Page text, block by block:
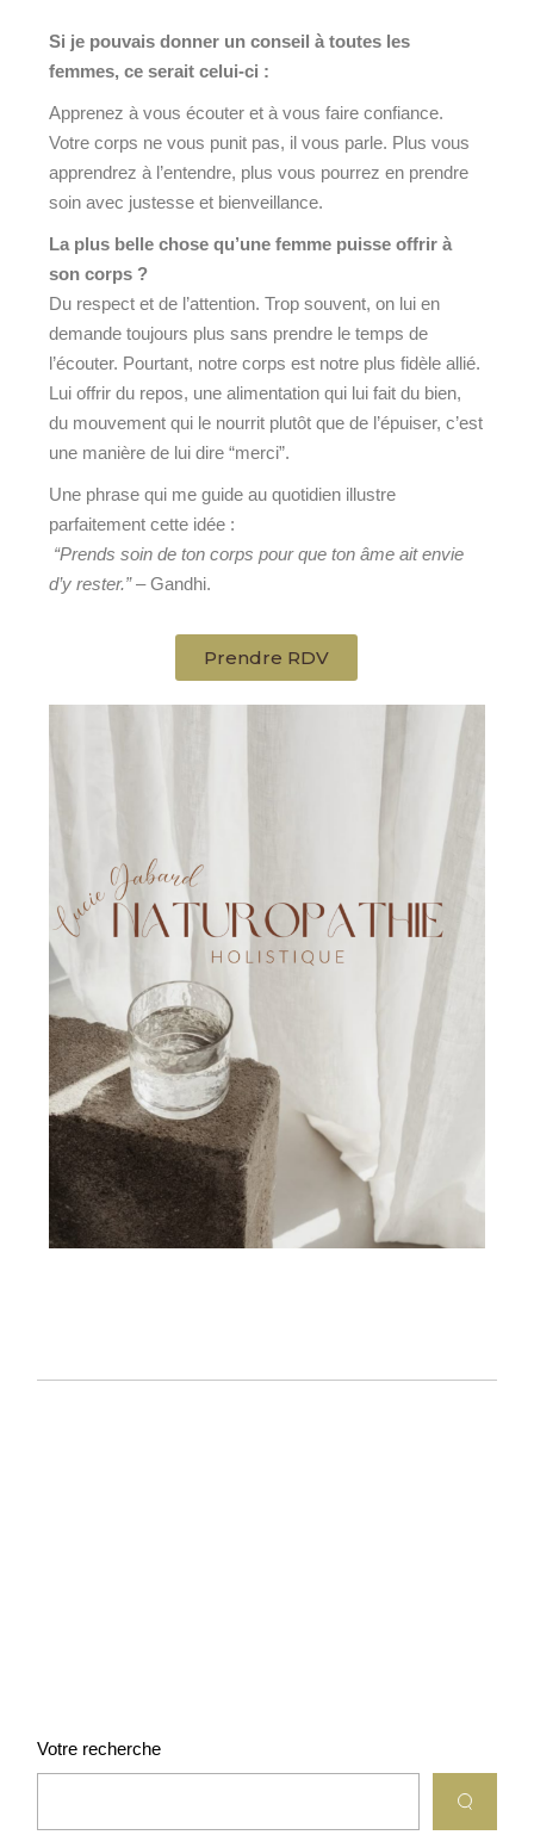
Si je pouvais donner un conseil à toutes les
femmes, ce serait celui-ci :
Apprenez à vous écouter et à vous faire confiance.
Votre corps ne vous punit pas, il vous parle. Plus vous
apprendrez à l’entendre, plus vous pourrez en prendre
soin avec justesse et bienveillance.
La plus belle chose qu’une femme puisse offrir à
son corps ?
Du respect et de l’attention. Trop souvent, on lui en
demande toujours plus sans prendre le temps de
l’écouter. Pourtant, notre corps est notre plus fidèle allié.
Lui offrir du repos, une alimentation qui lui fait du bien,
du mouvement qui le nourrit plutôt que de l’épuiser, c’est
une manière de lui dire “merci”.
Une phrase qui me guide au quotidien illustre
parfaitement cette idée :
“Prends soin de ton corps pour que ton âme ait envie
d’y rester.”– Gandhi.
Prendre RDV
Votre recherche